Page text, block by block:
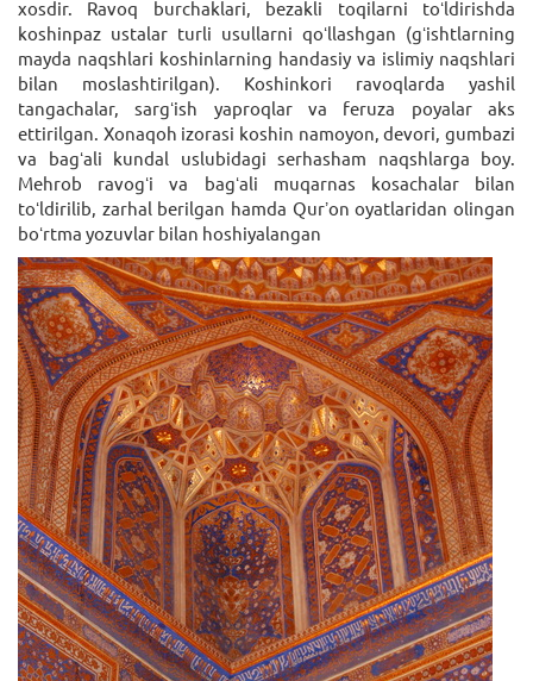
xosdir. Ravoq burchaklari, bezakli toqilarni toʻldirishda
koshinpaz ustalar turli usullarni qoʻllashgan (gʻishtlarning
mayda naqshlari koshinlarning handasiy va islimiy naqshlari
bilan moslashtirilgan). Koshinkori ravoqlarda yashil
tangachalar, sargʻish yaproqlar va feruza poyalar aks
ettirilgan. Xonaqoh izorasi koshin namoyon, devori, gumbazi
va bagʻali kundal uslubidagi serhasham naqshlarga boy.
Mehrob ravogʻi va bagʻali muqarnas kosachalar bilan
toʻldirilib, zarhal berilgan hamda Qurʼon oyatlaridan olingan
boʻrtma yozuvlar bilan hoshiyalangan